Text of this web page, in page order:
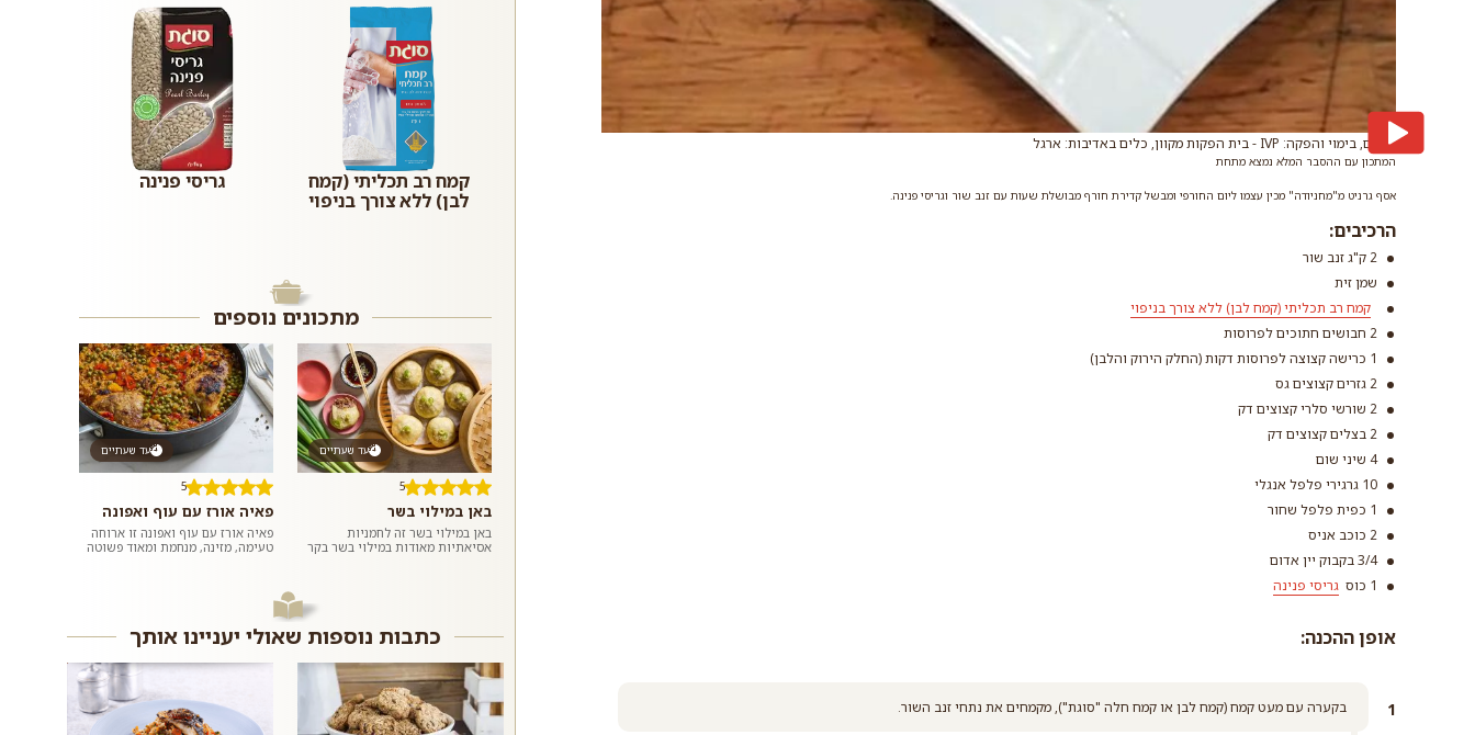
צילום, בימוי והפקה: IVP - בית הפקות מקוון, כלים באדיבות: ארגל
המתכון עם ההסבר המלא נמצא מתחת
אסף גרניט מ"מחניודה" מכין עצמו ליום החורפי ומבשל קדירת חורף מבושלת שעות עם זנב שור וגריסי פנינה.
הרכיבים:
2 ק"ג זנב שור
שמן זית
קמח רב תכליתי (קמח לבן) ללא צורך בניפוי
2 חבושים חתוכים לפרוסות
1 כרישה קצוצה לפרוסות דקות (החלק הירוק והלבן)
2 גזרים קצוצים גס
2 שורשי סלרי קצוצים דק
2 בצלים קצוצים דק
4 שיני שום
10 גרגירי פלפל אנגלי
1 כפית פלפל שחור
2 כוכב אניס
3/4 בקבוק יין אדום
1 כוס
גריסי פנינה
אופן ההכנה:
בקערה עם מעט קמח (קמח לבן או קמח חלה "סוגת"), מקמחים את נתחי זנב השור.
קמח רב תכליתי (קמח
לבן) ללא צורך בניפוי
גריסי פנינה
מתכונים נוספים
עד שעתיים
5
באן במילוי בשר
באן במילוי בשר זה לחמניות
אסיאתיות מאודות במילוי בשר בקר
עד שעתיים
5
פאיה אורז עם עוף ואפונה
פאיה אורז עם עוף ואפונה זו ארוחה
טעימה, מזינה, מנחמת ומאוד פשוטה
כתבות נוספות שאולי יעניינו אותך